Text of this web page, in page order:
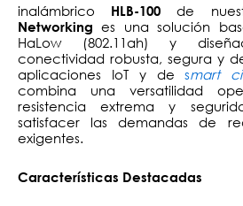
inalámbrico HLB-100 de
Networking es una solución
HaLow (802.11ah) y
conectividad robusta, segura y
aplicaciones IoT y desmart
combina una versatilidad
resistencia extrema y
satisfacer las demandas de
exigentes.
Características Destacadas